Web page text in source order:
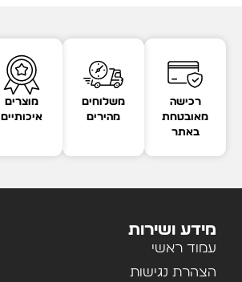
רכישה
מאובטחת
באתר
משלוחים
מהירים
מוצרים
איכותיים
מידע ושירות
עמוד ראשי
הצהרת נגישות